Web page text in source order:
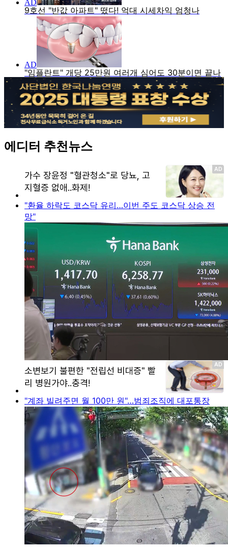
에디터 추천뉴스
"환율 하락도 코스닥 유리…이번 주도 코스닥 상승 전
망"
"계좌 빌려주면 월 100만 원"…범죄조직에 대포통장